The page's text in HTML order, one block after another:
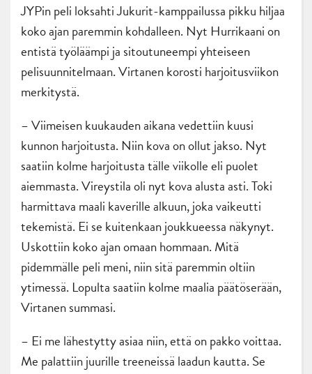
JYPin peli loksahti Jukurit-kamppailussa pikku hiljaa
koko ajan paremmin kohdalleen. Nyt Hurrikaani on
entistä työläämpi ja sitoutuneempi yhteiseen
pelisuunnitelmaan. Virtanen korosti harjoitusviikon
merkitystä.
– Viimeisen kuukauden aikana vedettiin kuusi
kunnon harjoitusta. Niin kova on ollut jakso. Nyt
saatiin kolme harjoitusta tälle viikolle eli puolet
aiemmasta. Vireystila oli nyt kova alusta asti. Toki
harmittava maali kaverille alkuun, joka vaikeutti
tekemistä. Ei se kuitenkaan joukkueessa näkynyt.
Uskottiin koko ajan omaan hommaan. Mitä
pidemmälle peli meni, niin sitä paremmin oltiin
ytimessä. Lopulta saatiin kolme maalia päätöserään,
Virtanen summasi.
– Ei me lähestytty asiaa niin, että on pakko voittaa.
Me palattiin juurille treeneissä laadun kautta. Se